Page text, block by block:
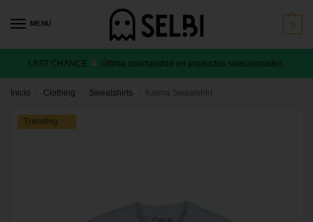
MENU 0
LAST CHANCE Última oportunidad en productos seleccionados.
Inicio Clothing Sweatshirts Karma Sweatshirt
Trending